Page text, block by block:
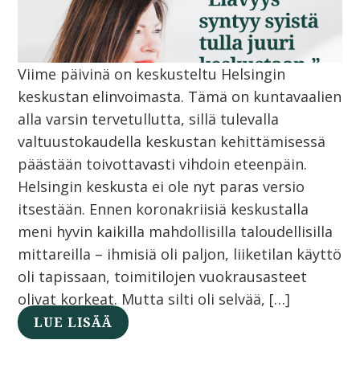
Viime päivinä on keskusteltu Helsingin
keskustan elinvoimasta. Tämä on kuntavaalien
alla varsin tervetullutta, sillä tulevalla
valtuustokaudella keskustan kehittämisessä
päästään toivottavasti vihdoin eteenpäin.
Helsingin keskusta ei ole nyt paras versio
itsestään. Ennen koronakriisiä keskustalla
meni hyvin kaikilla mahdollisilla taloudellisilla
mittareilla – ihmisiä oli paljon, liiketilan käyttö
oli tapissaan, toimitilojen vuokrausasteet
olivat korkeat. Mutta silti oli selvää, […]
LUE LISÄÄ